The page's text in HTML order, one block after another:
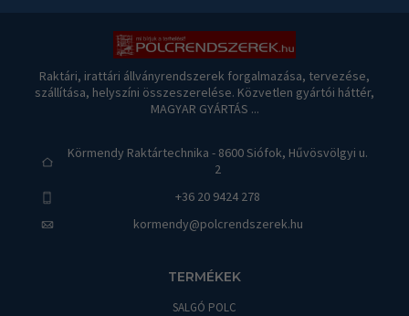
Raktári, irattári állványrendszerek forgalmazása, tervezése,
szállítása, helyszíni összeszerelése. Közvetlen gyártói háttér,
MAGYAR GYÁRTÁS ...
Körmendy Raktártechnika - 8600 Siófok, Hűvösvölgyi u.
2
+36 20 9424 278
kormendy@polcrendszerek.hu
TERMÉKEK
SALGÓ POLC